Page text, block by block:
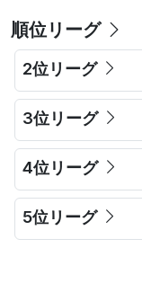
順位リーグ
2位リーグ
3位リーグ
4位リーグ
5位リーグ